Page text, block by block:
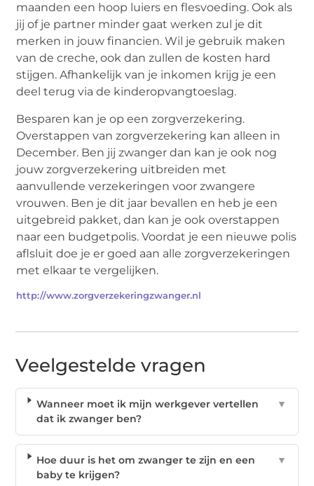
maanden een hoop luiers en flesvoeding. Ook als
jij of je partner minder gaat werken zul je dit
merken in jouw financien. Wil je gebruik maken
van de creche, ook dan zullen de kosten hard
stijgen. Afhankelijk van je inkomen krijg je een
deel terug via de kinderopvangtoeslag.
Besparen kan je op een zorgverzekering.
Overstappen van zorgverzekering kan alleen in
December. Ben jij zwanger dan kan je ook nog
jouw zorgverzekering uitbreiden met
aanvullende verzekeringen voor zwangere
vrouwen. Ben je dit jaar bevallen en heb je een
uitgebreid pakket, dan kan je ook overstappen
naar een budgetpolis. Voordat je een nieuwe polis
aflsluit doe je er goed aan alle zorgverzekeringen
met elkaar te vergelijken.
http://www.zorgverzekeringzwanger.nl
Veelgestelde vragen
Wanneer moet ik mijn werkgever vertellen
dat ik zwanger ben?
▼
Hoe duur is het om zwanger te zijn en een
baby te krijgen?
▼